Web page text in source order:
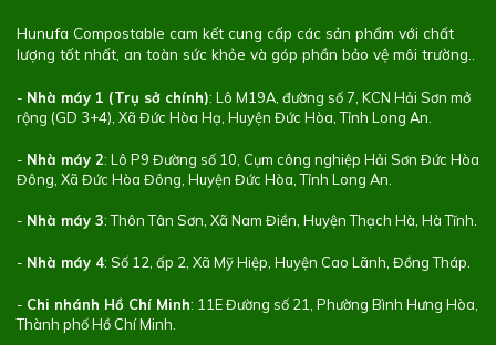
Hunufa Compostable cam kết cung cấp các sản phẩm với chất
lượng tốt nhất, an toàn sức khỏe và góp phần bảo vệ môi trường..
- Nhà máy 1 (Trụ sở chính): Lô M19A, đường số 7, KCN Hải Sơn mở
rộng (GD 3+4), Xã Đức Hòa Hạ, Huyện Đức Hòa, Tỉnh Long An.
- Nhà máy 2: Lô P9 Đường số 10, Cụm công nghiệp Hải Sơn Đức Hòa
Đông, Xã Đức Hòa Đông, Huyện Đức Hòa, Tỉnh Long An.
- Nhà máy 3: Thôn Tân Sơn, Xã Nam Điền, Huyện Thạch Hà, Hà Tĩnh.
- Nhà máy 4: Số 12, ấp 2, Xã Mỹ Hiệp, Huyện Cao Lãnh, Đồng Tháp.
- Chi nhánh Hồ Chí Minh: 11E Đường số 21, Phường Bình Hưng Hòa,
Thành phố Hồ Chí Minh.